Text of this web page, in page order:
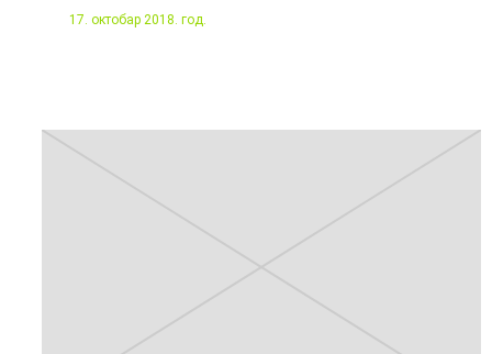
17. октобар 2018. год.